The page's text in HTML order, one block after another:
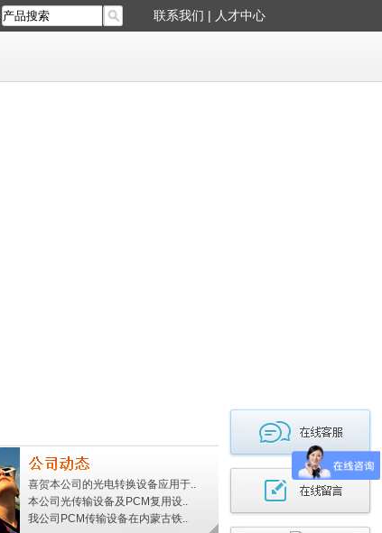
联系我们 | 人才中心
喜贺本公司的光电转换设备应用于..
本公司光传输设备及PCM复用设..
我公司PCM传输设备在内蒙古铁..